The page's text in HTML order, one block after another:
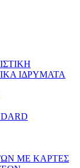
ΙΔΡΥΜΑΤΑ
ΜΕ ΚΑΡΤΕΣ